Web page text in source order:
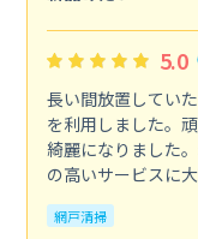
5.0
長い間放置してい
を利用しました。
綺麗になりました
の高いサービスに
網戸清掃